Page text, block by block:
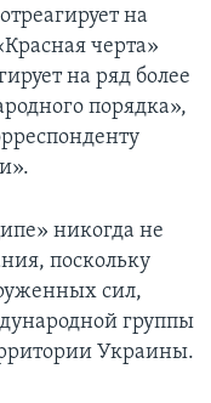
на
черта»
на ряд более
порядка»,
никогда не
поскольку
сил,
группы
Украины.